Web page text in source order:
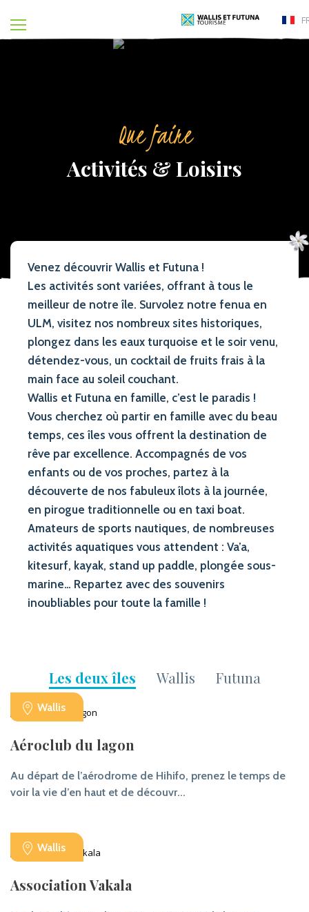
Que faire
Activités & Loisirs
Venez découvrir Wallis et Futuna !
Les activités sont variées, offrant à tous le
meilleur de notre île. Survolez notre fenua en
ULM, visitez nos nombreux sites historiques,
plongez dans les eaux turquoise et le soir venu,
détendez-vous, un cocktail de fruits frais à la
main face au soleil couchant.
Wallis et Futuna en famille, c’est le paradis !
Vous cherchez où partir en famille avec du beau
temps, ces îles vous offrent la destination de
rêve par excellence. Accompagnés de vos
enfants ou de vos proches, partez à la
découverte de nos fabuleux îlots à la journée,
en pirogue traditionnelle ou en taxi boat.
Amateurs de sports nautiques, de nombreuses
activités aquatiques vous attendent : Va’a,
kitesurf, kayak, stand up paddle, plongée sous-
marine… Repartez avec des souvenirs
inoubliables pour toute la famille !
Les deux îles Wallis Futuna
Wallis
Aéroclub du lagon
Au départ de l’aérodrome de Hihifo, prenez le temps de
voir la vie d’en haut et de découvr...
Wallis
Association Vakala